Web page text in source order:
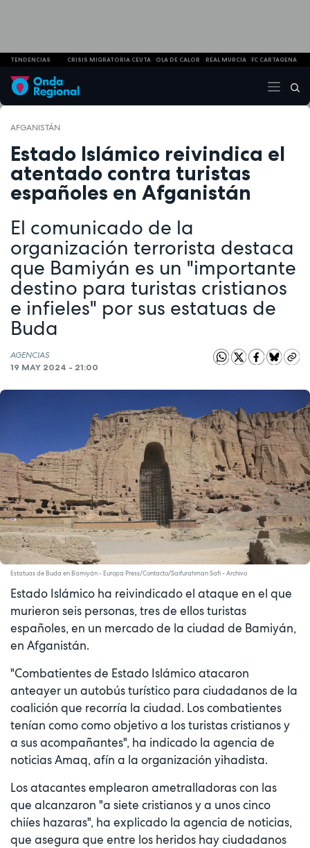
TENDENCIAS CRISIS MIGRATORIA CEUTA OLA DE CALOR REAL MURCIA FC CARTAGENA
AFGANISTÁN
Estado Islámico reivindica el
atentado contra turistas
españoles en Afganistán
El comunicado de la
organización terrorista destaca
que Bamiyán es un "importante
destino para turistas cristianos
e infieles" por sus estatuas de
Buda
AGENCIAS
19 MAY 2024 - 21:00
Estatuas de Buda en Bamiyán - Europa Press/Contacto/Saifurahman Safi - Archivo
Estado Islámico ha reivindicado el ataque en el que
murieron seis personas, tres de ellos turistas
españoles, en un mercado de la ciudad de Bamiyán,
en Afganistán.
"Combatientes de Estado Islámico atacaron
anteayer un autobús turístico para ciudadanos de la
coalición que recorría la ciudad. Los combatientes
tenían como como objetivo a los turistas cristianos y
a sus acompañantes", ha indicado la agencia de
noticias Amaq, afín a la organización yihadista.
Los atacantes emplearon ametralladoras con las
que alcanzaron "a siete cristianos y a unos cinco
chiíes hazaras", ha explicado la agencia de noticias,
que asegura que entre los heridos hay ciudadanos